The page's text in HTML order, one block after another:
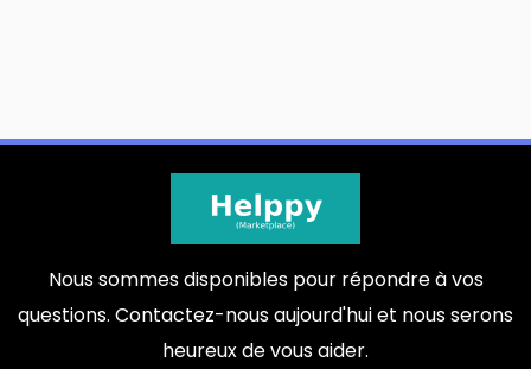
Nous sommes disponibles pour répondre à vos
questions. Contactez-nous aujourd'hui et nous serons
heureux de vous aider.